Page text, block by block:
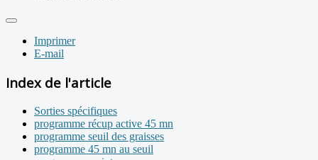
Imprimer
E-mail
Index de l'article
Sorties spécifiques
programme récup active 45 mn
programme seuil des graisses
programme 45 mn au seuil